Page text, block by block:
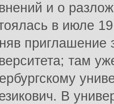
и о
в июле
приглашение
там
В